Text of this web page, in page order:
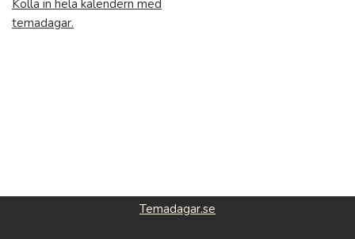
Kolla in hela kalendern med
temadagar.
Temadagar.se